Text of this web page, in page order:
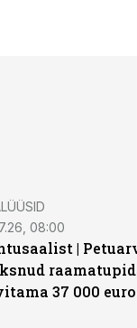
08:00
|
37 000